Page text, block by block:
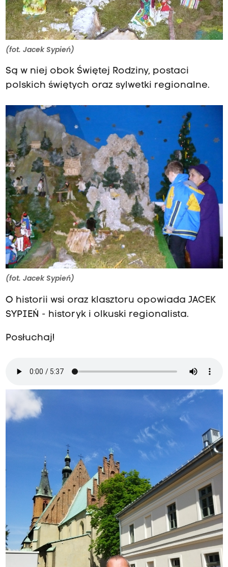
(fot. Jacek Sypień)
Są w niej obok Świętej Rodziny, postaci
polskich świętych oraz sylwetki regionalne.
(fot. Jacek Sypień)
O historii wsi oraz klasztoru opowiada JACEK
SYPIEŃ - historyk i olkuski regionalista.
Posłuchaj!